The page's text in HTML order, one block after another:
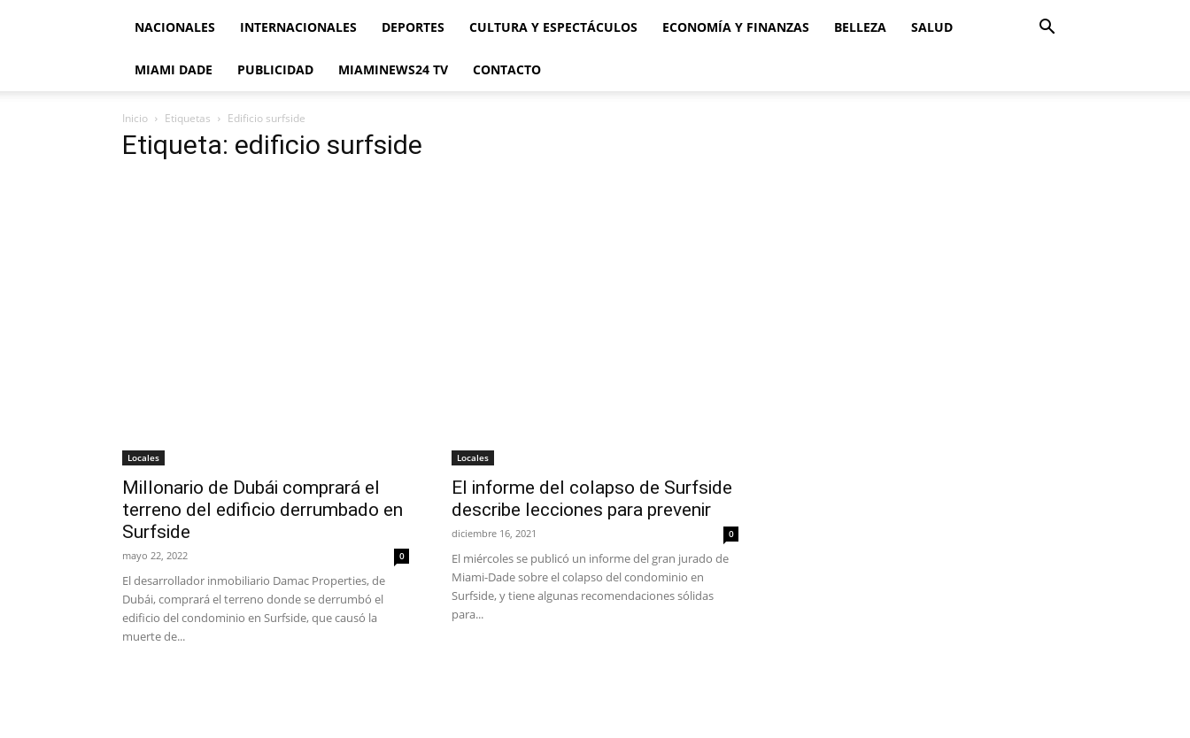
NACIONALES INTERNACIONALES DEPORTES CULTURA Y ESPECTÁCULOS ECONOMÍA Y FINANZAS BELLEZA SALUD
MIAMI DADE PUBLICIDAD MIAMINEWS24 TV CONTACTO
Inicio Etiquetas Edificio surfside
Etiqueta: edificio surfside
Locales
Millonario de Dubái comprará el
terreno del edificio derrumbado en
Surfside
mayo 22, 2022 0
El desarrollador inmobiliario Damac Properties, de
Dubái, comprará el terreno donde se derrumbó el
edificio del condominio en Surfside, que causó la
muerte de...
Locales
El informe del colapso de Surfside
describe lecciones para prevenir
diciembre 16, 2021 0
El miércoles se publicó un informe del gran jurado de
Miami-Dade sobre el colapso del condominio en
Surfside, y tiene algunas recomendaciones sólidas
para...